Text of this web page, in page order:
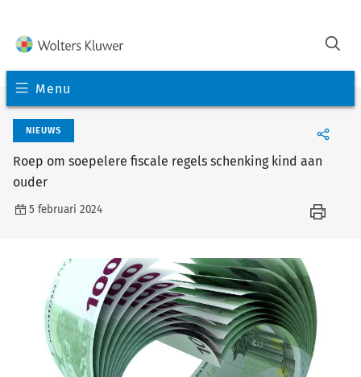
Menu
NIEUWS
Roep om soepelere fiscale regels schenking kind aan
ouder
5 februari 2024